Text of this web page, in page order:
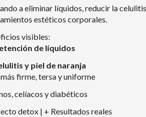
a eliminar líquidos, reducir la
estéticos corporales.
visibles:
de líquidos
y piel de naranja
firme, tersa y uniforme
celíacos y diabéticos
detox | + Resultados reales